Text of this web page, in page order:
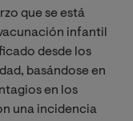
que se está
infantil
desde los
basándose en
en los
una incidencia